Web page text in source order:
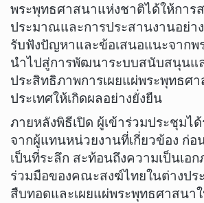
พระพุทธศาสนาแห่งชาติได้ให้กา
ประมาณและการประสานงานอย่า
รับฟังปัญหาและข้อเสนอแนะจากพ
นำไปสู่การพัฒนาระบบสนับสนุนแ
ประสิทธิภาพการเผยแผ่พระพุทธศ
ประเทศให้เกิดผลอย่างยั่งยืน
ภายหลังพิธีเปิด ผู้เข้าร่วมประชุมไ
จากผู้แทนหน่วยงานที่เกี่ยวข้อง ก่อ
เป็นที่ระลึก สะท้อนถึงความเป็นเอ
ร่วมมือของคณะสงฆ์ไทยในต่างปร
สืบทอดและเผยแผ่พระพุทธศาสนา